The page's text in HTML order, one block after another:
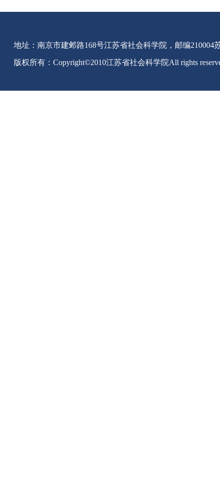
地址：南京市建邺路168号江苏省社会科学院，邮编210004
版权所有：Copyright©2010江苏省社会科学院All rights